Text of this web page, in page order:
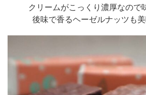
クリームがこっくり濃厚なので
後味で香るヘーゼルナッツも